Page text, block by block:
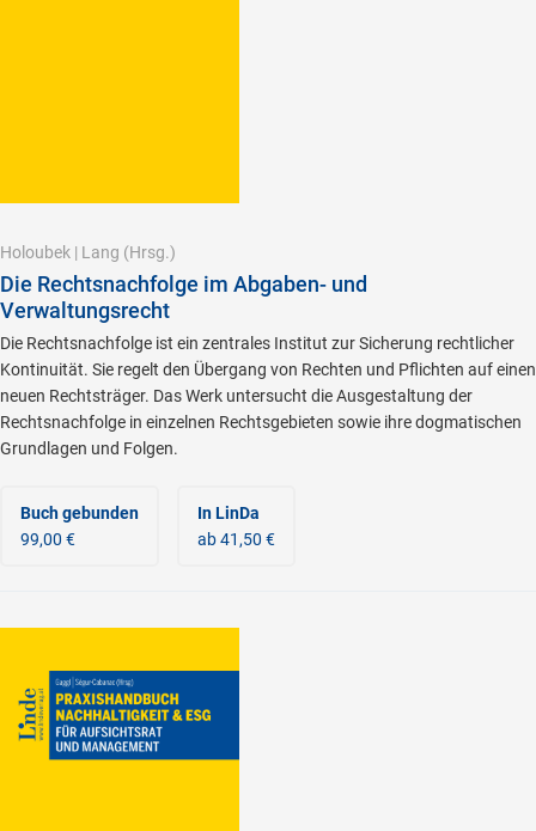
Holoubek | Lang (Hrsg.)
Die Rechtsnachfolge im Abgaben- und
Verwaltungsrecht
Die Rechtsnachfolge ist ein zentrales Institut zur Sicherung rechtlicher
Kontinuität. Sie regelt den Übergang von Rechten und Pflichten auf einen
neuen Rechtsträger. Das Werk untersucht die Ausgestaltung der
Rechtsnachfolge in einzelnen Rechtsgebieten sowie ihre dogmatischen
Grundlagen und Folgen.
Buch gebunden
99,00 €
In LinDa
ab 41,50 €